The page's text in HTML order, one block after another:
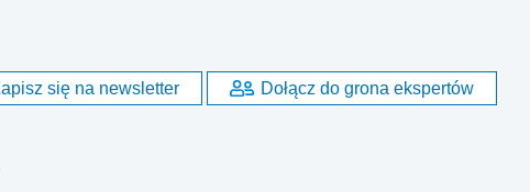
się na newsletter Dołącz do grona ekspertów